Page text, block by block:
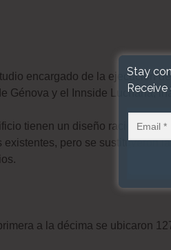
encargado de la ejecución
Génova y el Innside Luchana,
tienen un diseño racional,
existentes, pero se sustituyeron
a la décima se ubicaron
Stay